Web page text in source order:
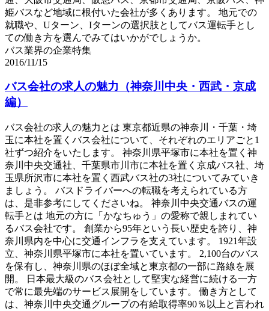
姫バスなど地域に根付いた会社が多くあります。 地元での
就職や、Uターン、Iターンの選択肢としてバス運転手とし
ての働き方を選んでみてはいかがでしょうか。
バス業界の企業特集
2016/11/15
バス会社の求人の魅力（神奈川中央・西武・京成
編）
バス会社の求人の魅力とは 東京都近県の神奈川・千葉・埼
玉に本社を置くバス会社について、それぞれのエリアごと1
社ずつ紹介をいたします。 神奈川県平塚市に本社を置く神
奈川中央交通社、千葉県市川市に本社を置く京成バス社、埼
玉県所沢市に本社を置く西武バス社の3社についてみていき
ましょう。 バスドライバーへの転職を考えられている方
は、是非参考にしてくださいね。 神奈川中央交通バスの運
転手とは 地元の方に「かなちゅう」の愛称で親しまれてい
るバス会社です。 創業から95年という長い歴史を誇り、神
奈川県内を中心に交通インフラを支えています。 1921年設
立、神奈川県平塚市に本社を置いています。 2,100台のバス
を保有し、神奈川県のほぼ全域と東京都の一部に路線を展
開。 日本最大級のバス会社として堅実な経営に続ける一方
で常に最先端のサービス展開をしています。 働き方として
は、神奈川中央交通グループの有給取得率90％以上と言われ